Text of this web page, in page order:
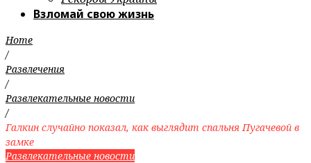
Взломай свою жизнь
Home
/
Развлечения
/
Развлекательные новости
/
Галкин случайно показал, как выглядит спальня Пугачевой в
замке
Развлекательные новости